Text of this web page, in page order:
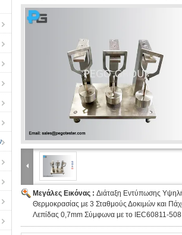
Μεγάλες Εικόνας : Διάταξη Εντύπωσης
Θερμοκρασίας με 3 Σταθμούς Δοκιμών και
Λεπίδας 0,7mm Σύμφωνα με το IEC60811-508